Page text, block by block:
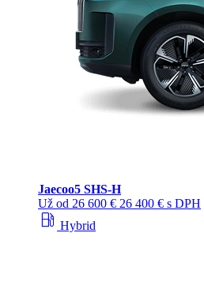
Jaecoo5 SHS-H
Už od 26 600 € 26 400 € s DPH
local_gas_station Hybrid